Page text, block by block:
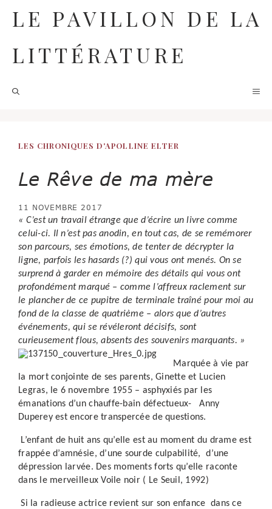
contenu
LE PAVILLON DE LA
LITTÉRATURE
LES CHRONIQUES D'APOLLINE ELTER
Le Rêve de ma mère
11 NOVEMBRE 2017
« C’est un travail étrange que d’écrire un livre comme
celui-ci. Il n’est pas anodin, en tout cas, de se remémorer
son parcours, ses émotions, de tenter de décrypter la
ligne, parfois les hasards (?) qui vous ont menés. On se
surprend à garder en mémoire des détails qui vous ont
profondément marqué – comme l’affreux raclement sur
le plancher de ce pupitre de terminale traîné pour moi au
fond de la classe de quatrième – alors que d’autres
événements, qui se révéleront décisifs, sont
curieusement flous, absents des souvenirs marquants. »
Marquée à vie par
la mort conjointe de ses parents, Ginette et Lucien
Legras, le 6 novembre 1955 – asphyxiés par les
émanations d’un chauffe-bain défectueux- Anny
Duperey est encore transpercée de questions.
L’enfant de huit ans qu’elle est au moment du drame est
frappée d’amnésie, d’une sourde culpabilité, d’une
dépression larvée. Des moments forts qu’elle raconte
dans le merveilleux Voile noir ( Le Seuil, 1992)
Si la radieuse actrice revient sur son enfance dans ce